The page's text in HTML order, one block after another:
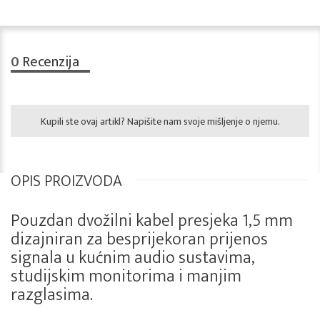
0 Recenzija
Kupili ste ovaj artikl? Napišite nam svoje mišljenje o njemu.
OPIS PROIZVODA
Pouzdan dvožilni kabel presjeka 1,5 mm
dizajniran za besprijekoran prijenos
signala u kućnim audio sustavima,
studijskim monitorima i manjim
razglasima.